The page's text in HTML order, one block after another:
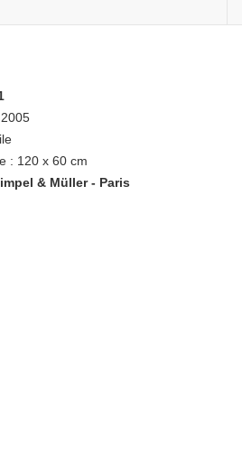
: 120 x 60 cm
& Müller - Paris